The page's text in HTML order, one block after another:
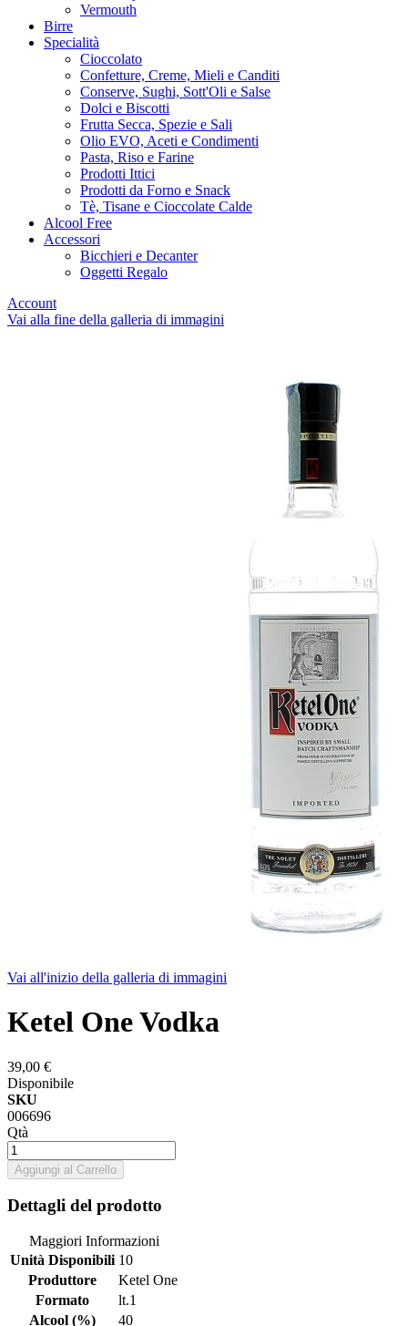
Vermouth
Birre
Specialità
Cioccolato
Confetture, Creme, Mieli e Canditi
Conserve, Sughi, Sott'Oli e Salse
Dolci e Biscotti
Frutta Secca, Spezie e Sali
Olio EVO, Aceti e Condimenti
Pasta, Riso e Farine
Prodotti Ittici
Prodotti da Forno e Snack
Tè, Tisane e Cioccolate Calde
Alcool Free
Accessori
Bicchieri e Decanter
Oggetti Regalo
Account
Vai alla fine della galleria di immagini
Vai all'inizio della galleria di immagini
Ketel One Vodka
39,00 €
Disponibile
SKU
006696
Qtà
Aggiungi al Carrello
Dettagli del prodotto
Maggiori Informazioni
Unità Disponibili 10
Produttore
Ketel One
Formato
lt.1
Alcool (%)
40